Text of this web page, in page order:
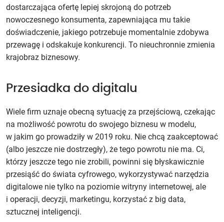
dostarczająca ofertę lepiej skrojoną do potrzeb
nowoczesnego konsumenta, zapewniająca mu takie
doświadczenie, jakiego potrzebuje momentalnie zdobywa
przewagę i odskakuje konkurencji. To nieuchronnie zmienia
krajobraz biznesowy.
Przesiadka do digitalu
Wiele firm uznaje obecną sytuację za przejściową, czekając
na możliwość powrotu do swojego biznesu w modelu,
w jakim go prowadziły w 2019 roku. Nie chcą zaakceptować
(albo jeszcze nie dostrzegły), że tego powrotu nie ma. Ci,
którzy jeszcze tego nie zrobili, powinni się błyskawicznie
przesiąść do świata cyfrowego, wykorzystywać narzędzia
digitalowe nie tylko na poziomie witryny internetowej, ale
i operacji, decyzji, marketingu, korzystać z big data,
sztucznej inteligencji.